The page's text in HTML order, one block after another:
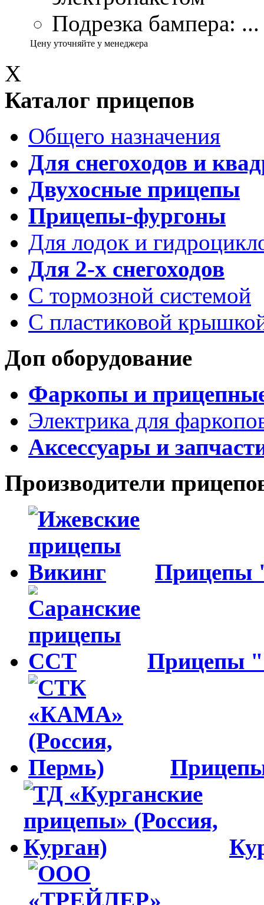
Подрезка бампера: ...
Цену уточняйте у менеджера
X
Каталог прицепов
Общего назначения
Для снегоходов и
Двухосные прицепы
Прицепы-фургоны
Для лодок и
Для 2-х снегоходов
С тормозной системой
С пластиковой
Доп оборудование
Фаркопы и
Электрика для
Аксессуары и
Производители
Прицепы